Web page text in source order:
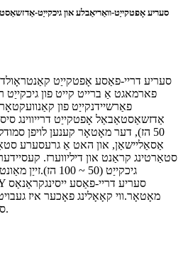
פארמאגט אַ ברייט קייט פון גיכקייַט
פאַרשיידנקייַט פון
50 הז), דער מאָטאָר קענען לויפן
אַסאַליישאַן, און האט אַ גרעסערע
סטאַרטינג קראַנט און דיליווערז.
גיכקייַט (50 ~ 100
מאָטאָר.ווי קאָאָלינג פאָכער איז
ספּידז די קאָאָלינג יפעקץ איז גוט.